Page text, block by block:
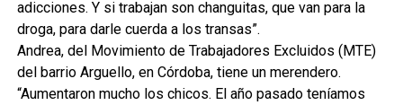
adicciones. Y si trabajan son changuitas, que van para la
droga, para darle cuerda a los transas”.
Andrea, del Movimiento de Trabajadores Excluidos (MTE)
del barrio Arguello, en Córdoba, tiene un merendero.
“Aumentaron mucho los chicos. El año pasado teníamos